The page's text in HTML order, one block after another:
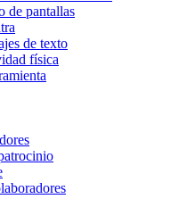
de pantallas
de texto
física